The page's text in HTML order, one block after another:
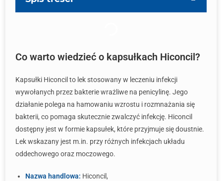
Co warto wiedzieć o kapsułkach Hiconcil?
Kapsułki Hiconcil to lek stosowany w leczeniu infekcji
wywołanych przez bakterie wrażliwe na penicylinę. Jego
działanie polega na hamowaniu wzrostu i rozmnażania się
bakterii, co pomaga skutecznie zwalczyć infekcję. Hiconcil
dostępny jest w formie kapsułek, które przyjmuje się doustnie.
Lek wskazany jest m.in. przy różnych infekcjach układu
oddechowego oraz moczowego.
Nazwa handlowa: Hiconcil,